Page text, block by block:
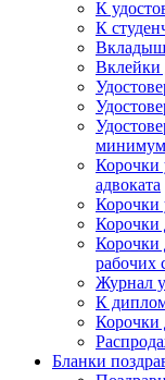
К
К
Вклейки
Корочки
адвоката
Корочки
Корочки
Корочки
рабочих
Журнал
К
Корочки
Бланки